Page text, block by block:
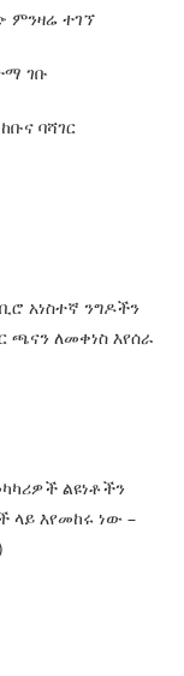
ምንዛሬ ተገኘ
ገቡ
ባሻገር
አነስተኛ ንግዶችን
ጫናን ለመቀነስ እየሰራ
ልዩነቶችን
ላይ እየመከሩ ነው –